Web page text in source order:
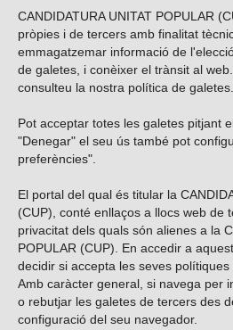
CANDIDATURA UNITAT POPULAR
pròpies i de tercers amb finalitat
emmagatzemar informació de
de galetes, i conèixer el trànsit al
consulteu la nostra política de galetes
Pot acceptar totes les galetes pitjant
"Denegar" el seu ús també pot
preferències".
El portal del qual és titular la
(CUP), conté enllaços a llocs web de
privacitat dels quals són alienes a la
POPULAR (CUP). En accedir a
decidir si accepta les seves polítiques
Amb caràcter general, si navega per
o rebutjar les galetes de tercers des
configuració del seu navegador.
Vols subscriure’t al
ENVIAR
Troba’ns a les